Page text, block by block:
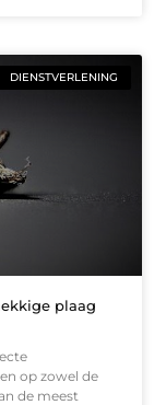
DIENSTVERLENING
plaag
op zowel de
de meest